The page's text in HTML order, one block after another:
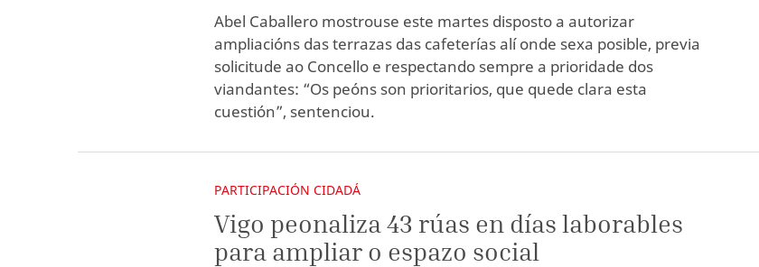
Abel Caballero mostrouse este martes disposto a autorizar
ampliacións das terrazas das cafeterías alí onde sexa posible, previa
solicitude ao Concello e respectando sempre a prioridade dos
viandantes: “Os peóns son prioritarios, que quede clara esta
cuestión”, sentenciou.
PARTICIPACIÓN CIDADÁ
Vigo peonaliza 43 rúas en días laborables
para ampliar o espazo social